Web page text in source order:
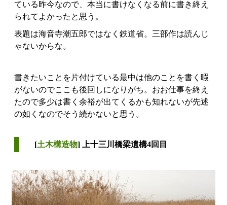
ている昨今なので、本当に書けなくなる前に書き終え
られてよかったと思う。
表題は海音寺潮五郎ではなく鉄道省。三部作は読んじ
ゃないからな。
書きたいことを片付けている最中は他のことを書く暇
がないのでここも後回しになりがち。おお仕事を終え
たので多少は書く余裕が出てくるかも知れないが先述
の如くなのでそう続かないと思う。
[土木構造物] 上十三川橋梁遺構4回目